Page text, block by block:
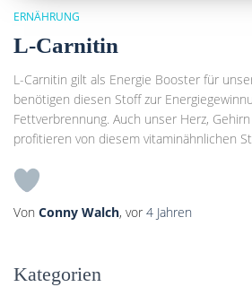
ERNÄHRUNG
L-Carnitin
L-Carnitin gilt als Energie Booster für
benötigen diesen Stoff zur
Fettverbrennung. Auch unser Herz,
profitieren von diesem vitaminähnlichen
Von Conny Walch, vor 4 Jahren
Kategorien